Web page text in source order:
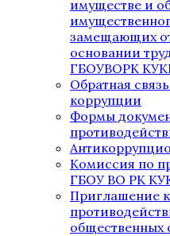
имуществе и
замещающих
основании
ГБОУВОРК
Обратная
коррупции
Формы
Комиссия по
ГБОУ ВО РК
Приглашение
общественных